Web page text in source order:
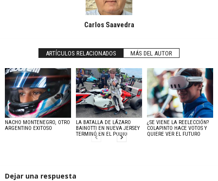
Carlos Saavedra
ARTÍCULOS RELACIONADOS MÁS DEL AUTOR
NACHO MONTENEGRO, OTRO
ARGENTINO EXITOSO
LA BATALLA DE LÁZARO
BAINOTTI EN NUEVA JERSEY
TERMINÓ EN EL PODIO
¿SE VIENE LA REELECCIÓN?
COLAPINTO HACE VOTOS Y
QUIERE VER EL FUTURO
Dejar una respuesta